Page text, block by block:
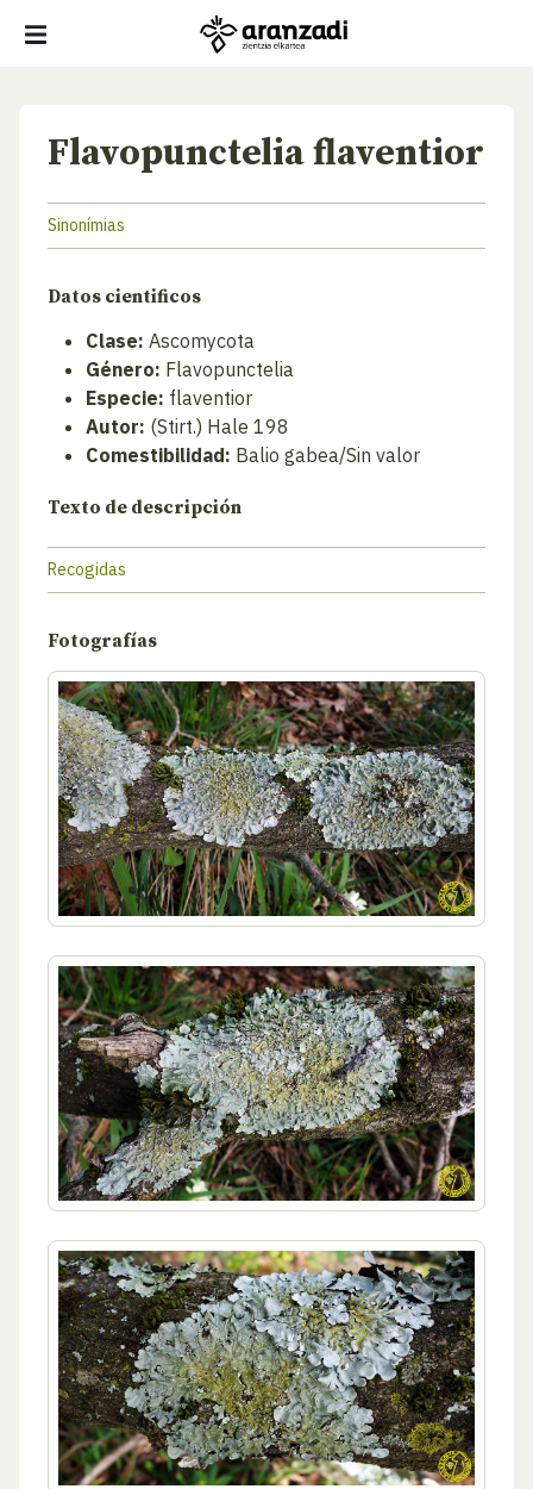
Flavopunctelia flaventior
Sinonímias
Datos cientificos
Clase: Ascomycota
Género: Flavopunctelia
Especie: flaventior
Autor: (Stirt.) Hale 198
Comestibilidad: Balio gabea/Sin valor
Texto de descripción
Recogidas
Fotografías